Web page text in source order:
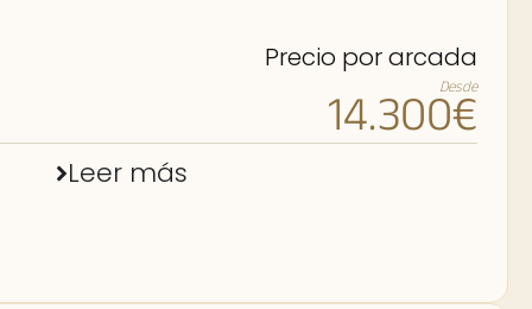
Precio por arcada
Desde
14.300€
Leer más